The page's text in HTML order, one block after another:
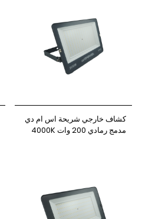
كشاف خارجي شريحة اس ام دي
مدمج رمادي 200 وات 4000K